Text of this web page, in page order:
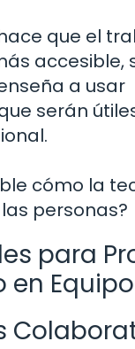
que el
accesible,
a usar
serán
cómo la
personas?
para
en Equipo